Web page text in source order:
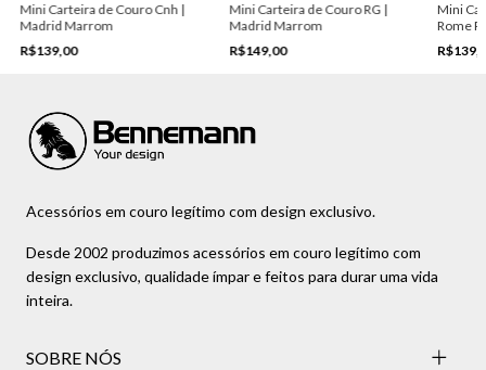
Mini Carteira de Couro Cnh |
Madrid Marrom
R$139,00
Mini Carteira de Couro RG |
Madrid Marrom
R$149,00
Mini
Rome
Acessórios em couro legítimo com design exclusivo.
Desde 2002 produzimos acessórios em couro legítimo com
design exclusivo, qualidade ímpar e feitos para durar uma vida
inteira.
SOBRE NÓS